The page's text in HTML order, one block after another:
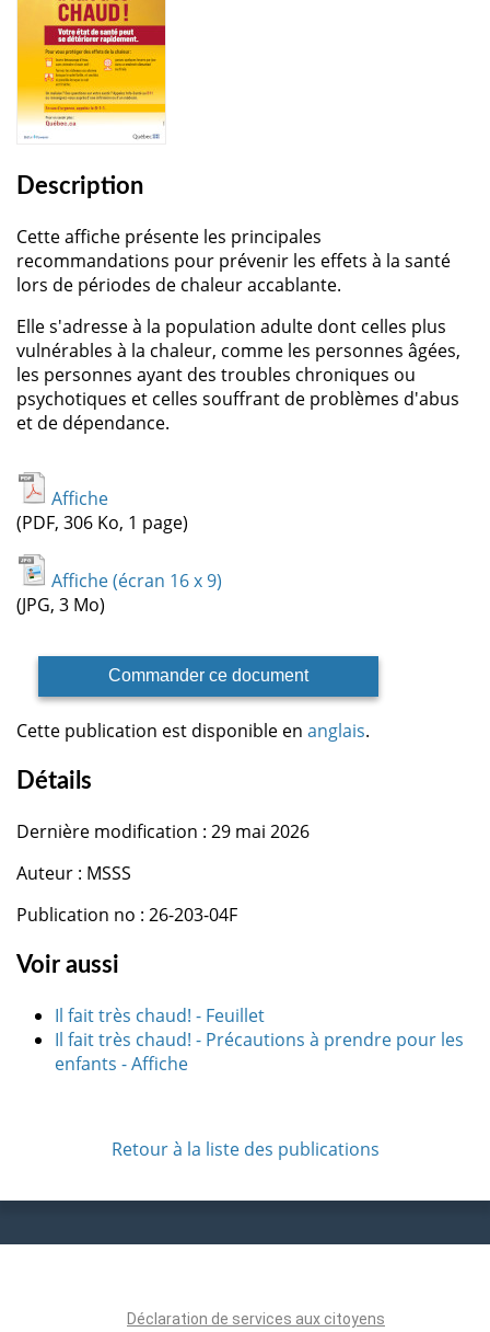
Description
Cette affiche présente les principales
recommandations pour prévenir les effets à la santé
lors de périodes de chaleur accablante.
Elle s'adresse à la population adulte dont celles plus
vulnérables à la chaleur, comme les personnes âgées,
les personnes ayant des troubles chroniques ou
psychotiques et celles souffrant de problèmes d'abus
et de dépendance.
Affiche
(PDF, 306 Ko, 1 page)
Affiche (écran 16 x 9)
(JPG, 3 Mo)
Commander ce document
Cette publication est disponible en anglais.
Détails
Dernière modification : 29 mai 2026
Auteur : MSSS
Publication no : 26-203-04F
Voir aussi
Il fait très chaud! - Feuillet
Il fait très chaud! - Précautions à prendre pour les
enfants - Affiche
Retour à la liste des publications
Déclaration de services aux citoyens